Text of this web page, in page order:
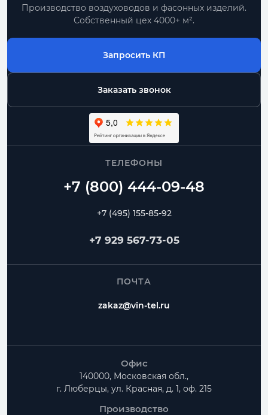
Производство воздуховодов и фасонных изделий.
Собственный цех 4000+ м².
Запросить КП
Заказать звонок
ТЕЛЕФОНЫ
+7 (495) 155-85-92
+7 929 567-73-05
ПОЧТА
zakaz@vin-tel.ru
Офис
140000, Московская обл.,
г. Люберцы, ул. Красная, д. 1, оф. 215
Производство